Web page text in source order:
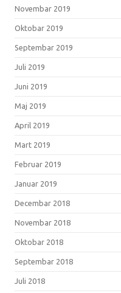
Novembar 2019
Oktobar 2019
Septembar 2019
Juli 2019
Juni 2019
Maj 2019
April 2019
Mart 2019
Februar 2019
Januar 2019
Decembar 2018
Novembar 2018
Oktobar 2018
Septembar 2018
Juli 2018